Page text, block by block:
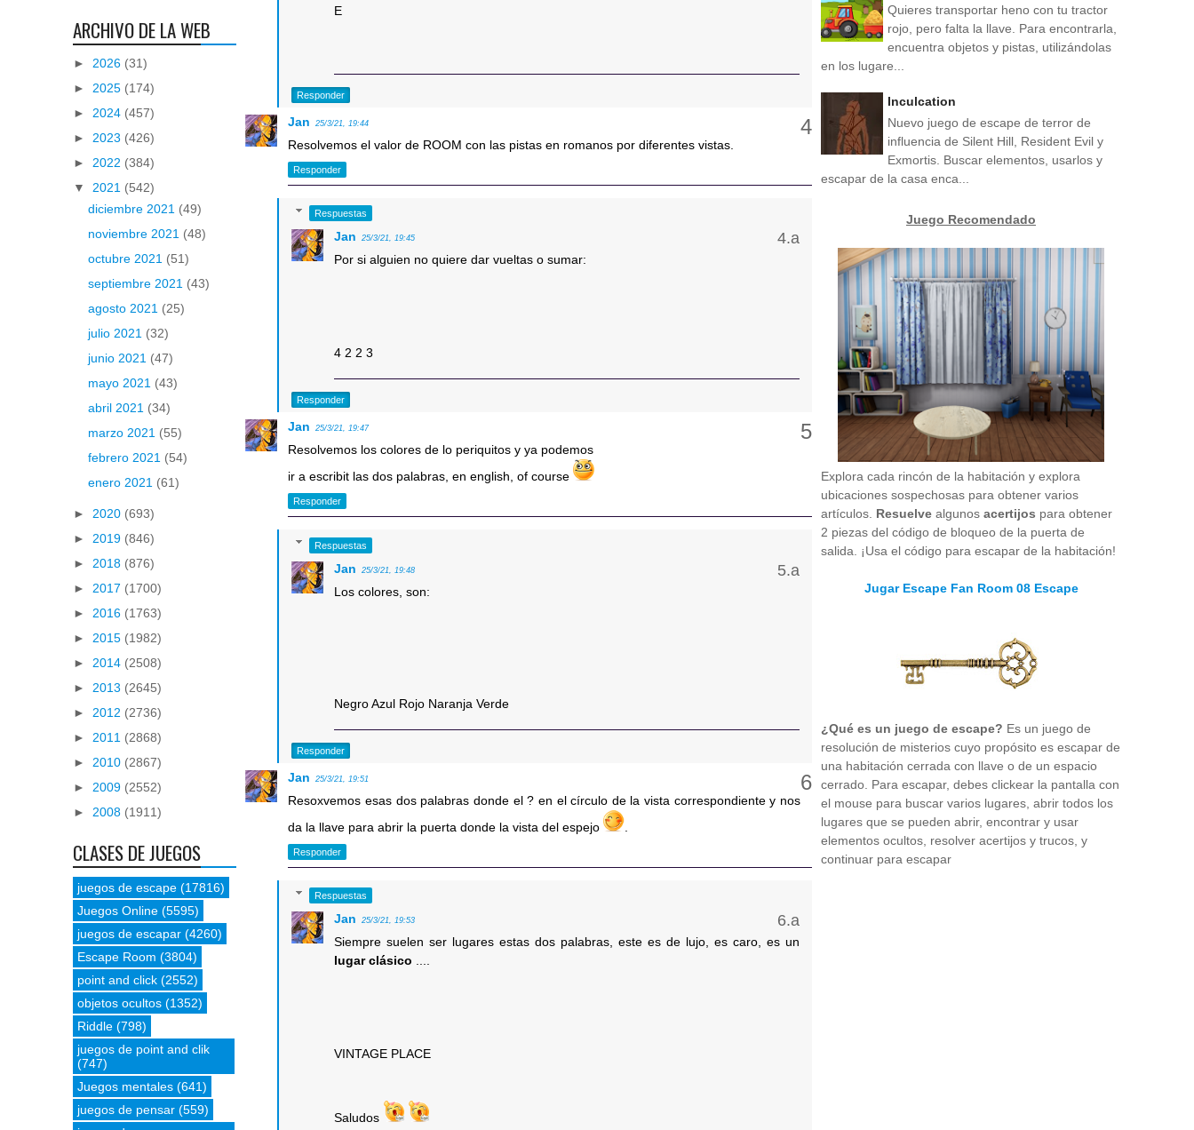
E
Responder
Jan 25/3/21, 19:44
Resolvemos el valor de ROOM con las pistas en romanos por diferentes vistas.
Responder
Respuestas
Jan 25/3/21, 19:45
Por si alguien no quiere dar vueltas o sumar:
4 2 2 3
Responder
Jan 25/3/21, 19:47
Resolvemos los colores de lo periquitos y ya podemos
ir a escribit las dos palabras, en english, of course
Responder
Respuestas
Jan 25/3/21, 19:48
Los colores, son:
Negro Azul Rojo Naranja Verde
Responder
Jan 25/3/21, 19:51
Resoxvemos esas dos palabras donde el ? en el círculo de la vista correspondiente y nos
da la llave para abrir la puerta donde la vista del espejo
Responder
Respuestas
Jan 25/3/21, 19:53
Siempre suelen ser lugares estas dos palabras, este es de lujo, es caro, es un
lugar clásico
VINTAGE PLACE
Saludos
ARCHIVO DE LA WEB
► 2026 (31)
► 2025 (174)
► 2024 (457)
► 2023 (426)
► 2022 (384)
▼ 2021 (542)
diciembre 2021 (49)
noviembre 2021 (48)
octubre 2021 (51)
septiembre 2021 (43)
agosto 2021 (25)
julio 2021 (32)
junio 2021 (47)
mayo 2021 (43)
abril 2021 (34)
marzo 2021 (55)
febrero 2021 (54)
enero 2021 (61)
► 2020 (693)
► 2019 (846)
► 2018 (876)
► 2017 (1700)
► 2016 (1763)
► 2015 (1982)
► 2014 (2508)
► 2013 (2645)
► 2012 (2736)
► 2011 (2868)
► 2010 (2867)
► 2009 (2552)
► 2008 (1911)
CLASES DE JUEGOS
juegos de escape (17816)
Juegos Online (5595)
juegos de escapar (4260)
Escape Room (3804)
point and click (2552)
objetos ocultos (1352)
Riddle (798)
juegos de point and clik
(747)
Juegos mentales (641)
juegos de pensar (559)
Quieres transportar heno con tu tractor
rojo, pero falta la llave. Para encontrarla,
encuentra objetos y pistas, utilizándolas
en los lugare...
Inculcation
Nuevo juego de escape de terror de
influencia de Silent Hill, Resident Evil y
Exmortis. Buscar elementos, usarlos y
escapar de la casa enca...
Juego Recomendado
Explora cada rincón de la habitación y explora
ubicaciones sospechosas para obtener varios
artículos. Resuelve algunos acertijos para obtener
2 piezas del código de bloqueo de la puerta de
salida. ¡Usa el código para escapar de la habitación!
Jugar Escape Fan Room 08 Escape
¿Qué es un juego de escape? Es un juego de
resolución de misterios cuyo propósito es escapar de
una habitación cerrada con llave o de un espacio
cerrado. Para escapar, debes clickear la pantalla con
el mouse para buscar varios lugares, abrir todos los
lugares que se pueden abrir, encontrar y usar
elementos ocultos, resolver acertijos y trucos, y
continuar para escapar